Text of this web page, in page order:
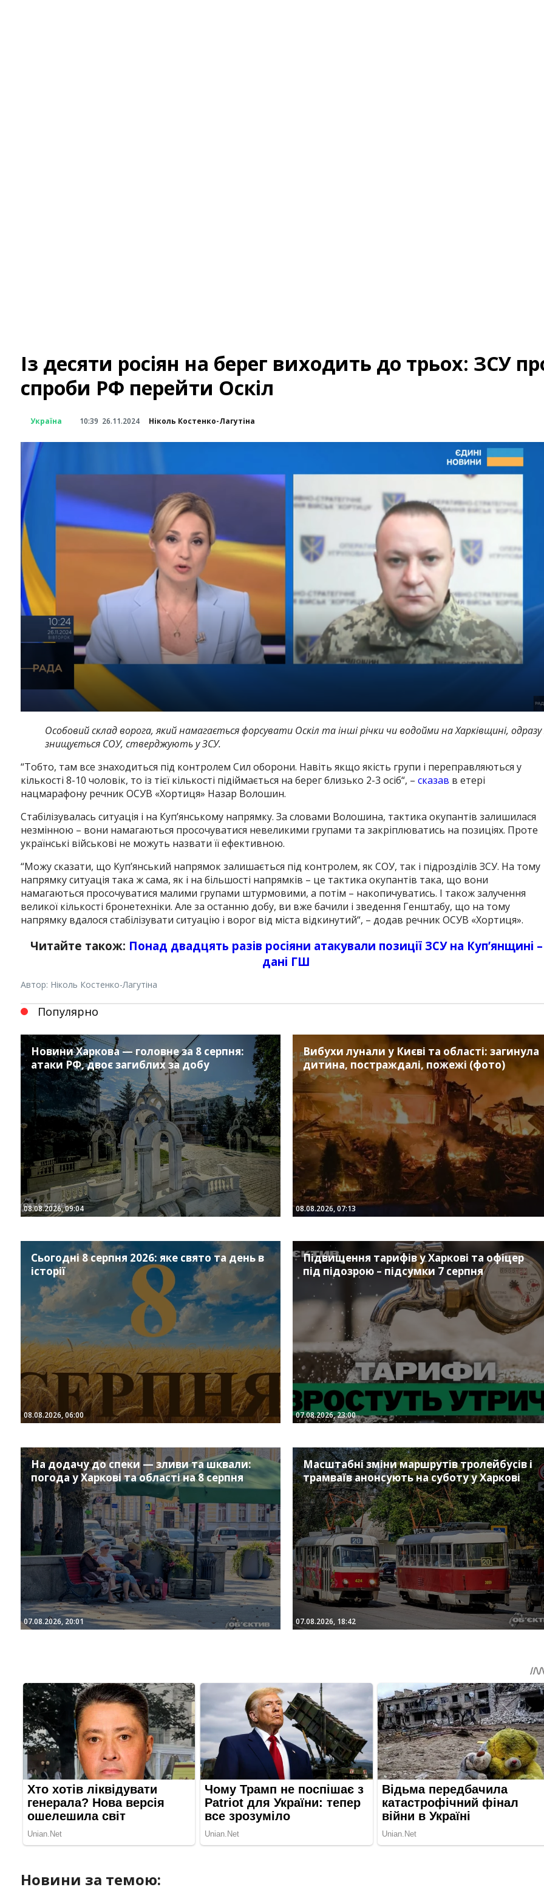
Із десяти росіян на берег виходить до трьох: ЗСУ
спроби РФ перейти Оскіл
Україна 10:39 26.11.2024 Ніколь Костенко-Лагутіна
Особовий склад ворога, який намагається форсувати Оскіл та інші річки чи водойми на Харківщині,
знищується СОУ, стверджують у ЗСУ.
“Тобто, там все знаходиться під контролем Сил оборони. Навіть якщо якість групи і переправляються у
кількості 8-10 чоловік, то із тієї кількості підіймається на берег близько 2-3 осіб“, – сказав в етері
нацмарафону речник ОСУВ «Хортиця» Назар Волошин.
Стабілізувалась ситуація і на Куп’янському напрямку. За словами Волошина, тактика окупантів залишилася
незмінною – вони намагаються просочуватися невеликими групами та закріплюватись на позиціях. Проте
українські військові не можуть назвати її ефективною.
“Можу сказати, що Купʼянський напрямок залишається під контролем, як СОУ, так і підрозділів ЗСУ. На тому
напрямку ситуація така ж сама, як і на більшості напрямків – це тактика окупантів така, що вони
намагаються просочуватися малими групами штурмовими, а потім – накопичуватись. І також залучення
великої кількості бронетехніки. Але за останню добу, ви вже бачили і зведення Генштабу, що на тому
напрямку вдалося стабілізувати ситуацію і ворог від міста відкинутий“, – додав речник ОСУВ «Хортиця».
Читайте також: Понад двадцять разів росіяни атакували позиції ЗСУ на Куп’янщині –
дані ГШ
Автор: Ніколь Костенко-Лагутіна
Популярно
Новини Харкова — головне за 8 серпня:
атаки РФ, двоє загиблих за добу
08.08.2026, 09:04
Вибухи лунали у Києві та області: загинула
дитина, постраждалі, пожежі (фото)
08.08.2026, 07:13
Сьогодні 8 серпня 2026: яке свято та день в
історії
08.08.2026, 06:00
Підвищення тарифів у Харкові та офіцер
під підозрою – підсумки 7 серпня
07.08.2026, 23:00
На додачу до спеки — зливи та шквали:
погода у Харкові та області на 8 серпня
07.08.2026, 20:01
Масштабні зміни маршрутів тролейбусів і
трамваїв анонсують на суботу у Харкові
07.08.2026, 18:42
Новини за темою: